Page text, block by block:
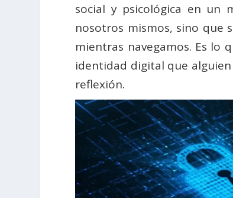
social y psicológica en un
nosotros mismos, sino que
mientras navegamos. Es lo
identidad digital que
reflexión.